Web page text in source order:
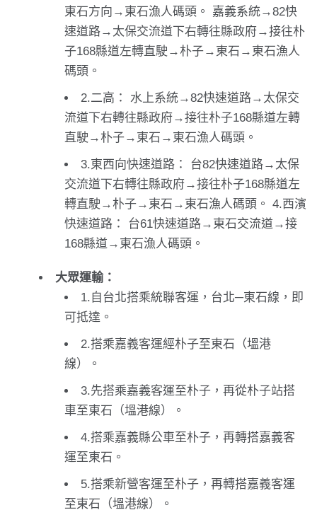
東石方向→東石漁人碼頭。 嘉義系統→82快
速道路→太保交流道下右轉往縣政府→接往朴
子168縣道左轉直駛→朴子→東石→東石漁人
碼頭。
2.二高： 水上系統→82快速道路→太保交
流道下右轉往縣政府→接往朴子168縣道左轉
直駛→朴子→東石→東石漁人碼頭。
3.東西向快速道路： 台82快速道路→太保
交流道下右轉往縣政府→接往朴子168縣道左
轉直駛→朴子→東石→東石漁人碼頭。 4.西濱
快速道路： 台61快速道路→東石交流道→接
168縣道→東石漁人碼頭。
大眾運輸：
1.自台北搭乘統聯客運，台北─東石線，即
可抵達。
2.搭乘嘉義客運經朴子至東石（塭港
線）。
3.先搭乘嘉義客運至朴子，再從朴子站搭
車至東石（塭港線）。
4.搭乘嘉義縣公車至朴子，再轉搭嘉義客
運至東石。
5.搭乘新營客運至朴子，再轉搭嘉義客運
至東石（塭港線）。